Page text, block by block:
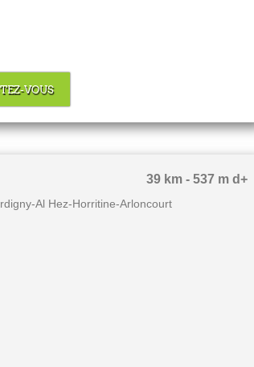
VOUS
39 km - 537 m d+
Al Hez-Horritine-Arloncourt